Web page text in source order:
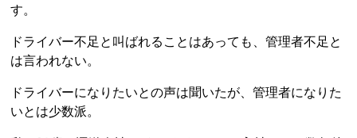
す。
ドライバー不足と叫ばれることはあっても、管理者不足と
は言われない。
ドライバーになりたいとの声は聞いたが、管理者になりた
いとは少数派。